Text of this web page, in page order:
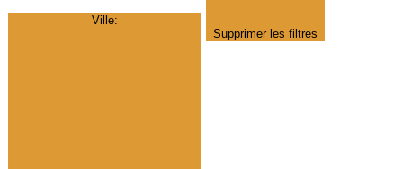
Ville:
Supprimer les filtres